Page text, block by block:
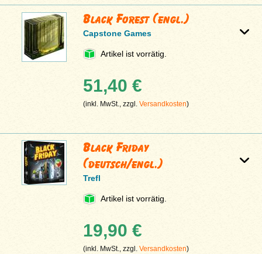
Black Forest (engl.)
Capstone Games
Artikel ist vorrätig.
51,40 €
(inkl. MwSt., zzgl.Versandkosten)
Black Friday
(deutsch/engl.)
Trefl
Artikel ist vorrätig.
19,90 €
(inkl. MwSt., zzgl.Versandkosten)